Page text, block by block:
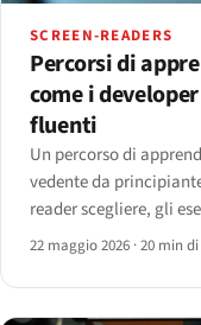
SCREEN-READERS
Percorsi di
come i
fluenti
Un percorso di
vedente da
reader scegliere, gli
spento e le scorciatoie
22 maggio 2026 ·20 min